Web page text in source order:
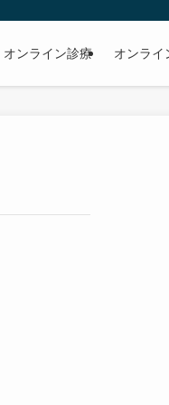
オンライン診療 オンライ